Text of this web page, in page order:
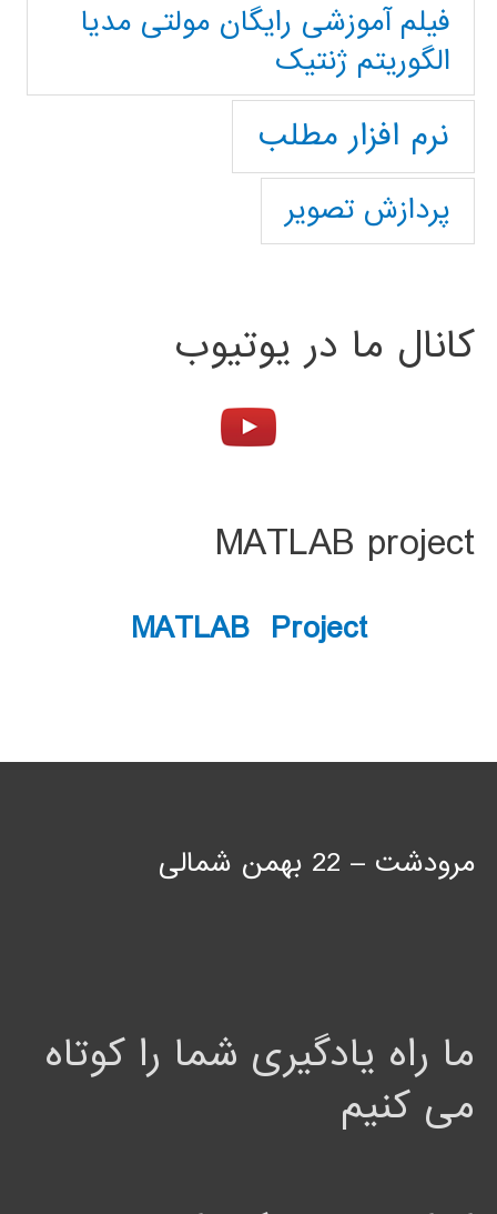
فیلم آموزشی رایگان مولتی مدیا
الگوریتم ژنتیک
نرم افزار مطلب
پردازش تصویر
کانال ما در یوتیوب
MATLAB project
MATLAB Project
مرودشت – 22 بهمن شمالی
ما راه یادگیری شما را کوتاه
می کنیم